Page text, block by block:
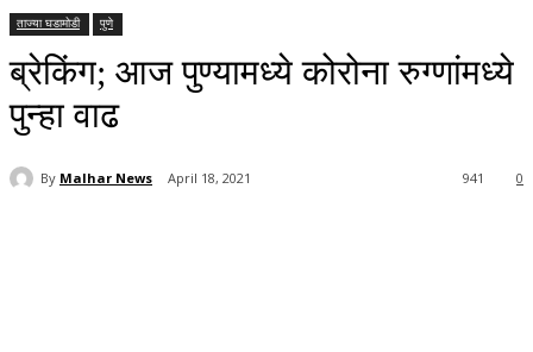
ताज्या घडामोडी पुणे
ब्रेकिंग; आज पुण्यामध्ये कोरोना रुग्णांमध्ये
पुन्हा वाढ
By Malhar News April 18, 2021 0
941